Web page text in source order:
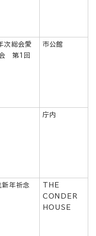
次総会愛
会 第1回
市公館
庁内
年祈念
THE
CONDER
HOUSE